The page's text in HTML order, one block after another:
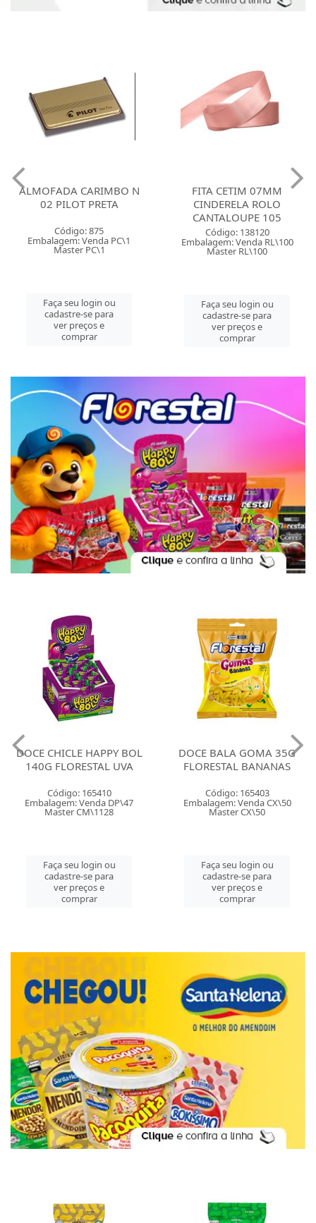
ALMOFADA CARIMBO N
02 PILOT PRETA
Código: 875
Embalagem: Venda PC\1
Master PC\1
Faça seu login ou
cadastre-se para
ver preços e
comprar
FITA CETIM 07MM
CINDERELA ROLO
CANTALOUPE 105
Código: 138120
Embalagem: Venda RL\100
Master RL\100
Faça seu login ou
cadastre-se para
ver preços e
comprar
DOCE CHICLE HAPPY BOL
140G FLORESTAL UVA
Código: 165410
Embalagem: Venda DP\47
Master CM\1128
Faça seu login ou
cadastre-se para
ver preços e
comprar
DOCE BALA GOMA 35G
FLORESTAL BANANAS
Código: 165403
Embalagem: Venda CX\50
Master CX\50
Faça seu login ou
cadastre-se para
ver preços e
comprar